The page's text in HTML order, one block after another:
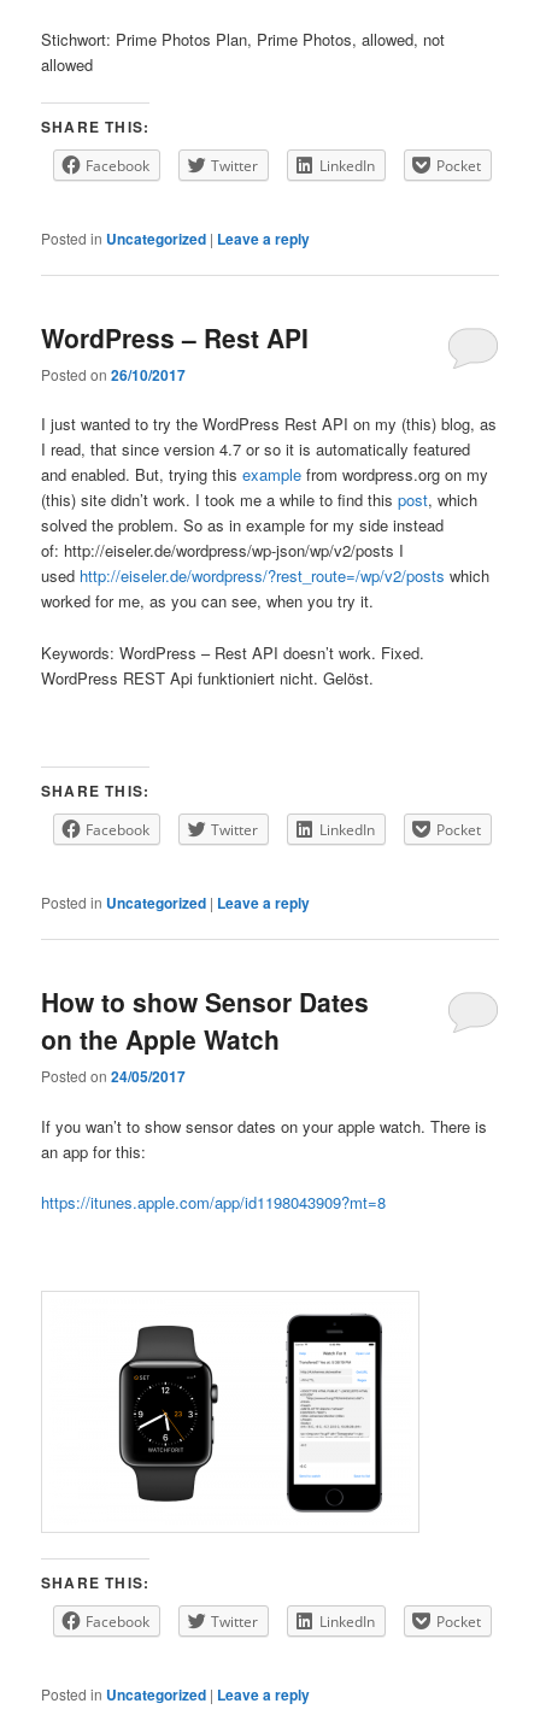
Stichwort: Prime Photos Plan, Prime Photos, allowed, not
allowed
SHARE THIS:
Facebook Twitter LinkedIn Pocket
Posted in Uncategorized | Leave a reply
WordPress – Rest API
Posted on26/10/2017
I just wanted to try the WordPress Rest API on my (this) blog, as
I read, that since version 4.7 or so it is automatically featured
and enabled. But, trying thisexample from wordpress.org on my
(this) site didn’t work. I took me a while to find thispost, which
solved the problem. So as in example for my side instead
of: http://eiseler.de/wordpress/wp-json/wp/v2/posts I
used http://eiseler.de/wordpress/?rest_route=/wp/v2/posts which
worked for me, as you can see, when you try it.
Keywords: WordPress – Rest API doesn’t work. Fixed.
WordPress REST Api funktioniert nicht. Gelöst.
SHARE THIS:
Facebook Twitter LinkedIn Pocket
Posted in Uncategorized | Leave a reply
How to show Sensor Dates
on the Apple Watch
Posted on24/05/2017
If you wan’t to show sensor dates on your apple watch. There is
an app for this:
https://itunes.apple.com/app/id1198043909?mt=8
SHARE THIS:
Facebook Twitter LinkedIn Pocket
Posted in Uncategorized | Leave a reply